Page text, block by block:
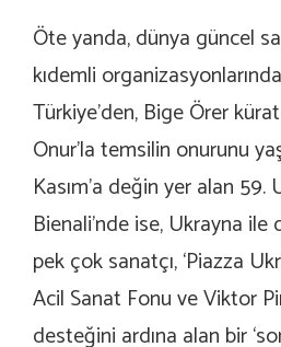
Öte yanda, dünya güncel
kıdemli
Türkiye’den, Bige Örer
Onur’la temsilin onurunu
Kasım’a değin yer alan 59.
Bienali’nde ise, Ukrayna
pek çok sanatçı, ‘Piazza
Acil Sanat Fonu ve Viktor
desteğini ardına alan bir